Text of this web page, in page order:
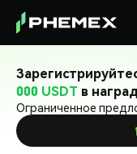
000 USDT в
Ограниченное